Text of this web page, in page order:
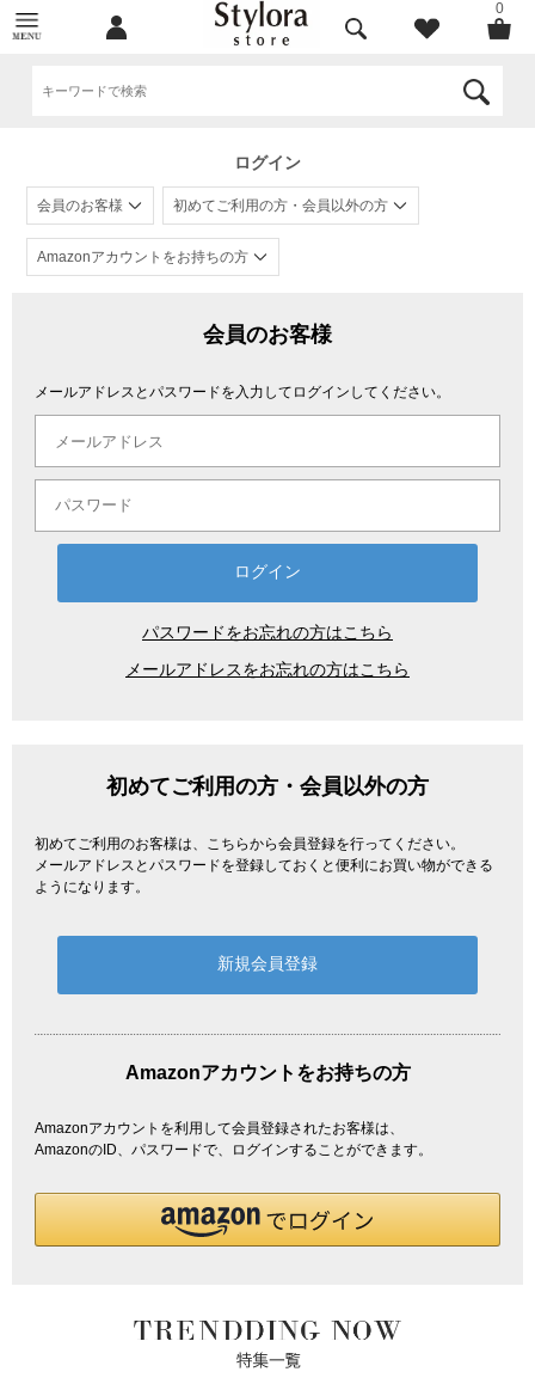
0
ログイン
会員のお客様 初めてご利用の方・会員以外の方
Amazonアカウントをお持ちの方
会員のお客様
メールアドレスとパスワードを入力してログインしてください。
パスワードをお忘れの方はこちら
メールアドレスをお忘れの方はこちら
初めてご利用の方・会員以外の方
初めてご利用のお客様は、こちらから会員登録を行ってください。
メールアドレスとパスワードを登録しておくと便利にお買い物ができる
ようになります。
Amazonアカウントをお持ちの方
Amazonアカウントを利用して会員登録されたお客様は、
AmazonのID、パスワードで、ログインすることができます。